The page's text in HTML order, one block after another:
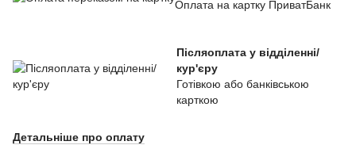
Оплата на картку ПриватБанк
Післяоплата у відділенні/
кур'єру
Готівкою або банківською
карткою
Детальніше про оплату